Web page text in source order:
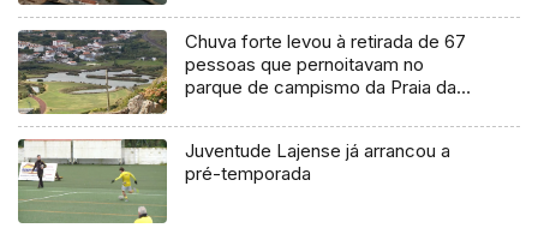
Chuva forte levou à retirada de 67
pessoas que pernoitavam no
parque de campismo da Praia da
Juventude Lajense já arrancou a
pré-temporada